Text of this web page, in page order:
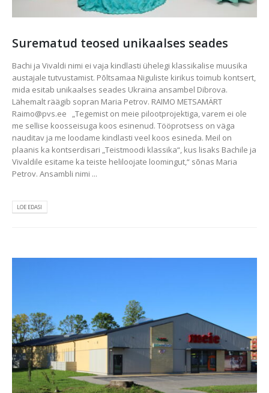
Surematud teosed unikaalses seades
Bachi ja Vivaldi nimi ei vaja kindlasti ühelegi klassikalise muusika
austajale tutvustamist. Põltsamaa Niguliste kirikus toimub kontsert,
mida esitab unikaalses seades Ukraina ansambel Dibrova.
Lähemalt räägib sopran Maria Petrov. RAIMO METSAMÄRT
Raimo@pvs.ee „Tegemist on meie pilootprojektiga, varem ei ole
me sellise koosseisuga koos esinenud. Tööprotsess on väga
nauditav ja me loodame kindlasti veel koos esineda. Meil on
plaanis ka kontserdisari „Teistmoodi klassika“, kus lisaks Bachile ja
Vivaldile esitame ka teiste heliloojate loomingut,“ sõnas Maria
Petrov. Ansambli nimi ...
LOE EDASI